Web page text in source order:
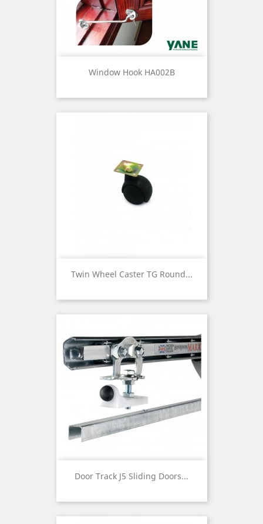
Window Hook HA002B
Twin Wheel Caster TG Round...
Door Track J5 Sliding Doors...